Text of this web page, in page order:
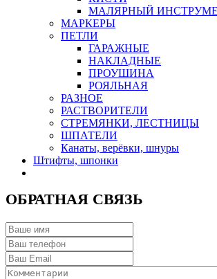
МАЛЯРНЫЙ
МАРКЕРЫ
ПЕТЛИ
ГАРАЖНЫЕ
НАКЛАДНЫЕ
ПРОУШИНА
РОЯЛЬНАЯ
РАЗНОЕ
РАСТВОРИТЕЛИ
СТРЕМЯНКИ, ЛЕСТНИЦЫ
ШПАТЕЛИ
Канаты, верёвки, шнуры
Штифты, шпонки
ОБРАТНАЯ СВЯЗЬ